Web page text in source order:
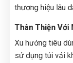
thương hiệu lâu
Thân Thiện Với
Xu hướng tiêu
sử dụng túi vải